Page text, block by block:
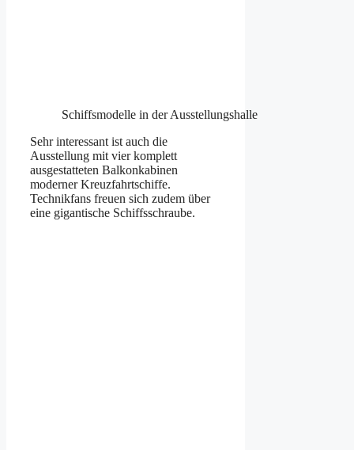
Schiffsmodelle in der Ausstellungshalle
Sehr interessant ist auch die
Ausstellung mit vier komplett
ausgestatteten Balkonkabinen
moderner Kreuzfahrtschiffe.
Technikfans freuen sich zudem über
eine gigantische Schiffsschraube.